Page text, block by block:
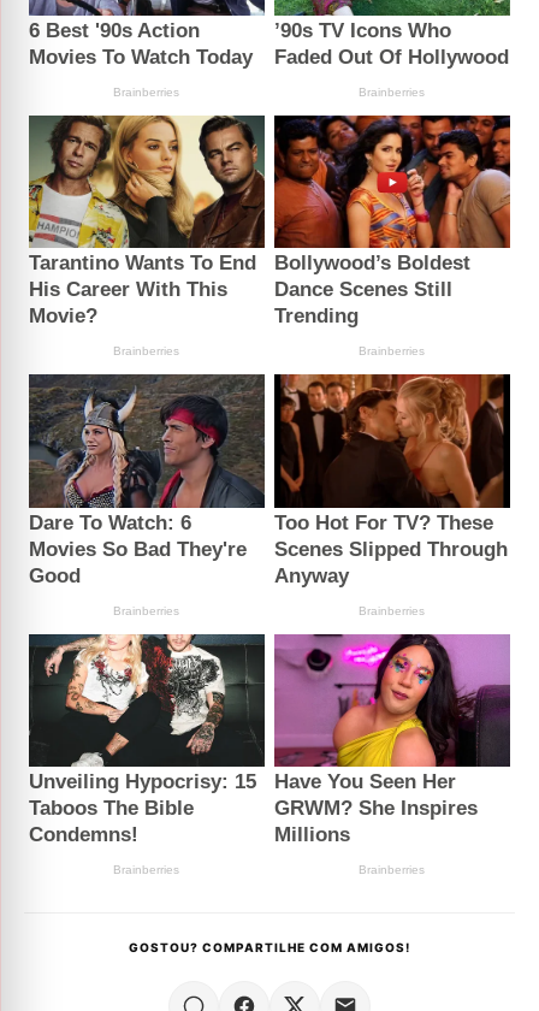
GOSTOU? COMPARTILHE COM AMIGOS!